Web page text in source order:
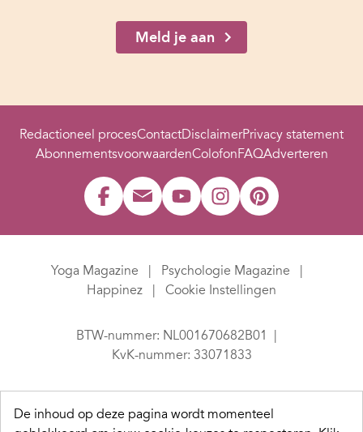
Meld je aan
Redactioneel procesContactDisclaimerPrivacy statement
AbonnementsvoorwaardenColofonFAQAdverteren
Yoga Magazine
Psychologie Magazine
Happinez
Cookie Instellingen
BTW-nummer: NL001670682B01
KvK-nummer: 33071833
De inhoud op deze pagina wordt momenteel